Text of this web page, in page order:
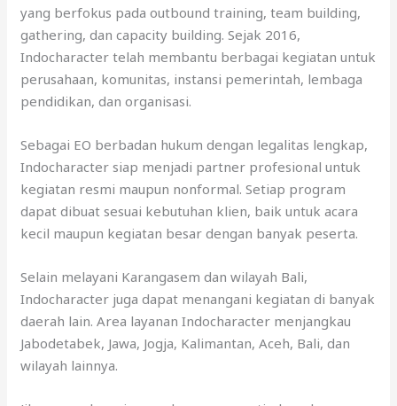
yang berfokus pada outbound training, team building,
gathering, dan capacity building. Sejak 2016,
Indocharacter telah membantu berbagai kegiatan untuk
perusahaan, komunitas, instansi pemerintah, lembaga
pendidikan, dan organisasi.
Sebagai EO berbadan hukum dengan legalitas lengkap,
Indocharacter siap menjadi partner profesional untuk
kegiatan resmi maupun nonformal. Setiap program
dapat dibuat sesuai kebutuhan klien, baik untuk acara
kecil maupun kegiatan besar dengan banyak peserta.
Selain melayani Karangasem dan wilayah Bali,
Indocharacter juga dapat menangani kegiatan di banyak
daerah lain. Area layanan Indocharacter menjangkau
Jabodetabek, Jawa, Jogja, Kalimantan, Aceh, Bali, dan
wilayah lainnya.